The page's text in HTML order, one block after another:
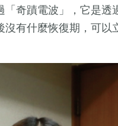
奇蹟電波」，它是
有什麼恢復期，可